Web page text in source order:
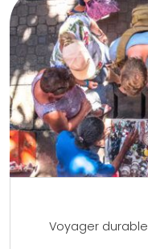
Voyager durable